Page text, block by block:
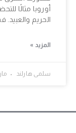
أوروبا مثالًا
الحريم والعبيد.
المزيد »
سلمى هارلند